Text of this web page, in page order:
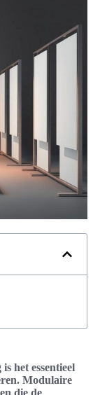
het essentieel
Modulaire